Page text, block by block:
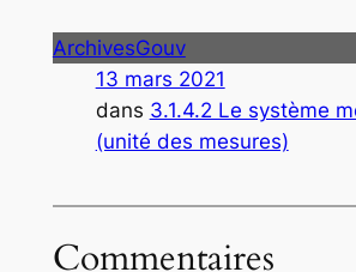
ArchivesGouv
13 mars 2021
dans 3.1.4.2 Le système
(unité des mesures)
Commentaires